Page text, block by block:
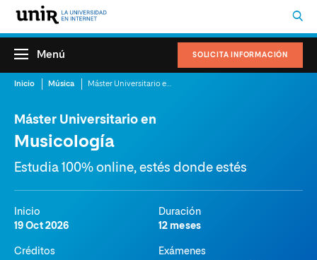
SOLICITA INFORMACIÓN
Menú
Inicio Música
Máster Universitario en
Musicología
Estudia 100% online, estés donde estés
Inicio
19 Oct 2026
Duración
12 meses
Créditos
Exámenes